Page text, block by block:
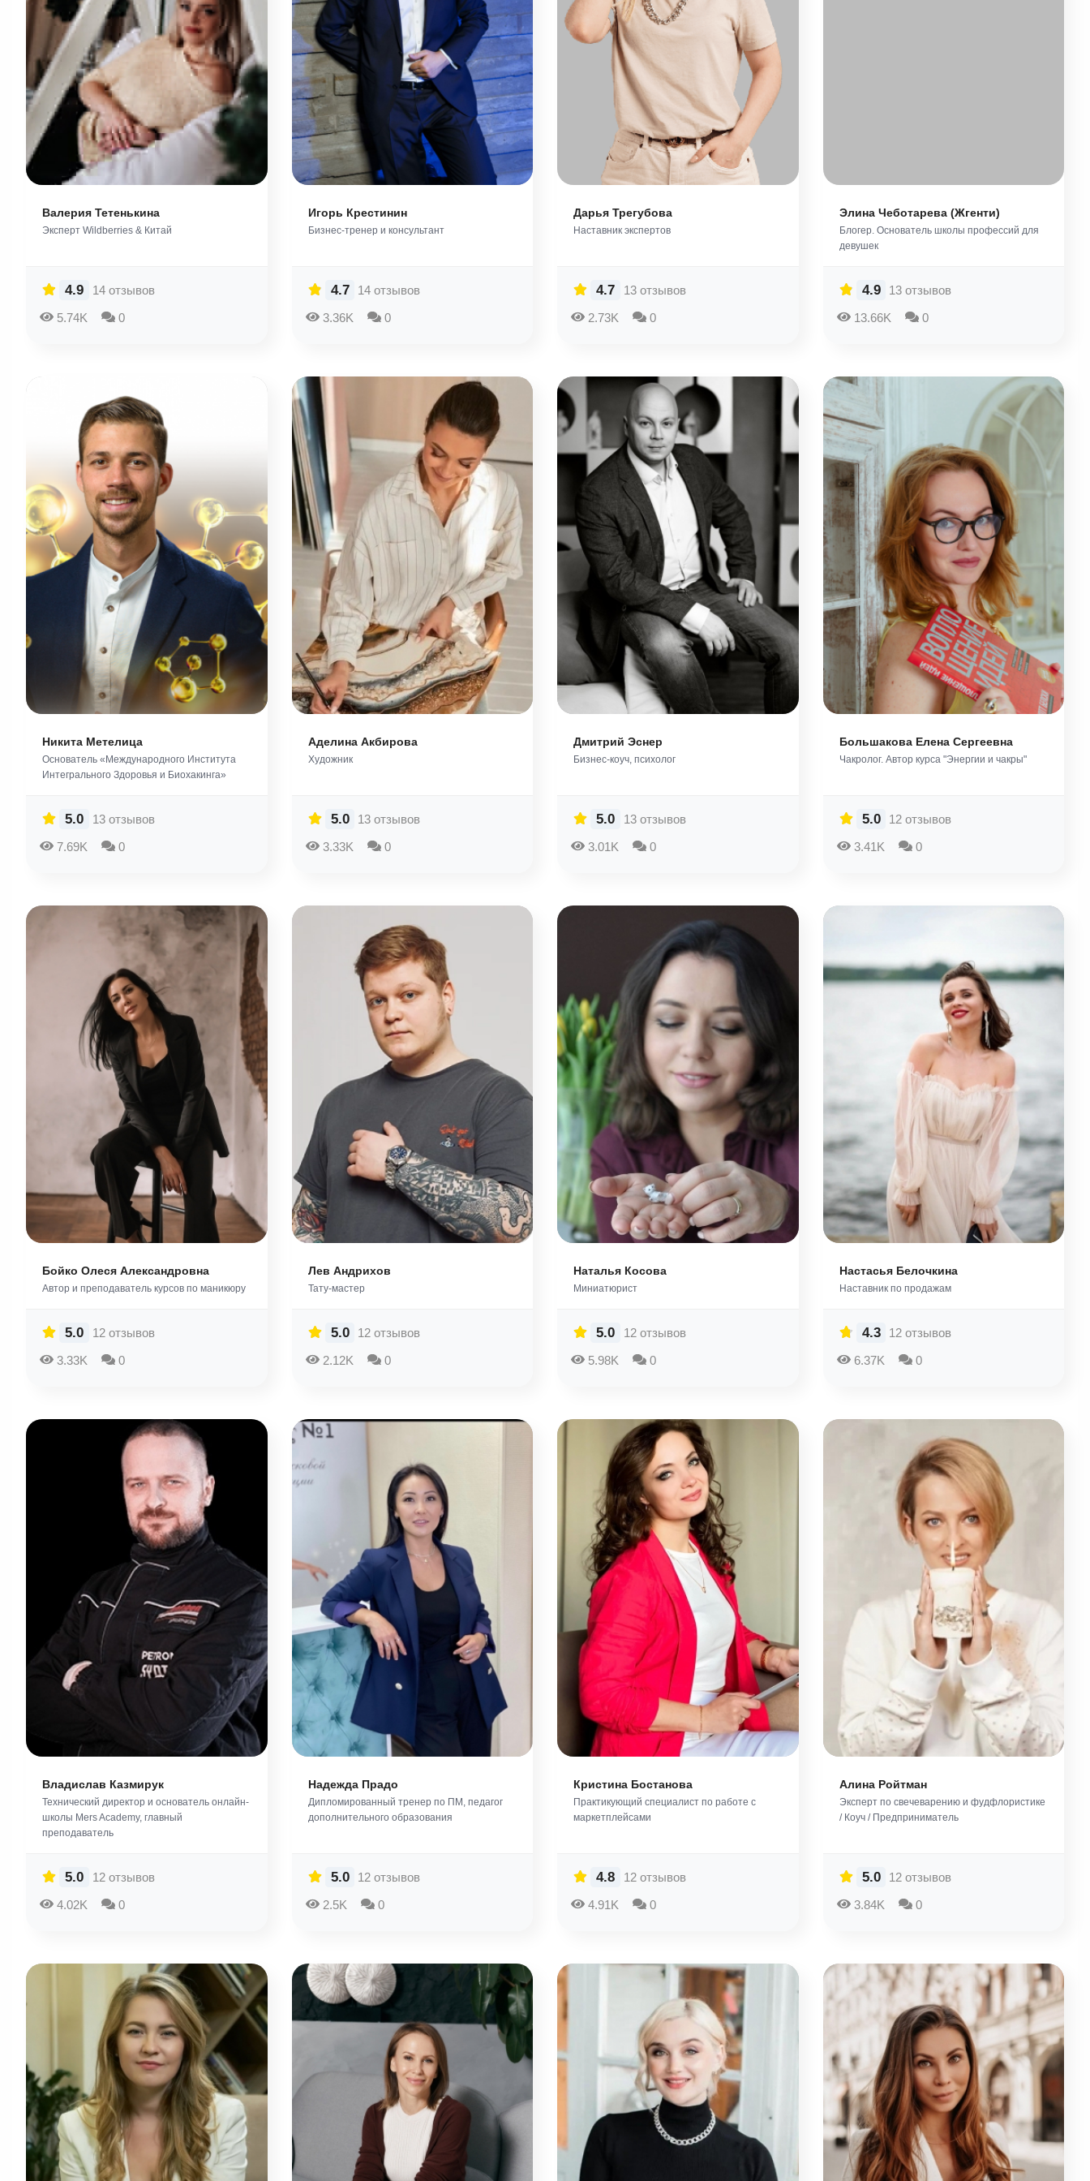
Валерия Тетенькина
Эксперт Wildberries & Китай
5.74K 0
4.9 14 отзывов
Игорь Крестинин
Бизнес-тренер и консультант
3.36K 0
4.7 14 отзывов
Дарья Трегубова
Наставник экспертов
2.73K 0
4.7 13 отзывов
Элина Чеботарева (Жгенти)
Блогер. Основатель школы профессий для
девушек
13.66K 0
4.9 13 отзывов
Никита Метелица
Основатель «Международного Института
Интегрального Здоровья и Биохакинга»
7.69K 0
5.0 13 отзывов
Аделина Акбирова
Художник
3.33K 0
5.0 13 отзывов
Дмитрий Эснер
Бизнес-коуч, психолог
3.01K 0
5.0 13 отзывов
Большакова Елена Сергеевна
Чакролог. Автор курса "Энергии и чакры"
3.41K 0
5.0 12 отзывов
Бойко Олеся Александровна
Автор и преподаватель курсов по маникюру
3.33K 0
5.0 12 отзывов
Лев Андрихов
Тату-мастер
2.12K 0
5.0 12 отзывов
Наталья Косова
Миниатюрист
5.98K 0
5.0 12 отзывов
Настасья Белочкина
Наставник по продажам
6.37K 0
4.3 12 отзывов
Владислав Казмирук
Технический директор и основатель онлайн-
школы Mers Academy, главный
преподаватель
4.02K 0
5.0 12 отзывов
Надежда Прадо
Дипломированный тренер по ПМ, педагог
дополнительного образования
2.5K 0
5.0 12 отзывов
Кристина Бостанова
Практикующий специалист по работе с
маркетплейсами
4.91K 0
4.8 12 отзывов
Алина Ройтман
Эксперт по свечеварению и фудфлористике
/ Коуч / Предприниматель
3.84K 0
5.0 12 отзывов